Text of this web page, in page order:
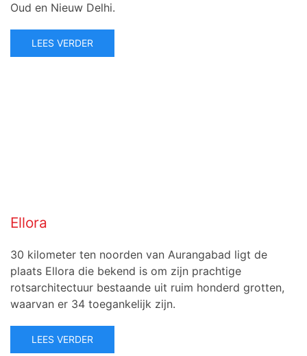
Oud en Nieuw Delhi.
LEES VERDER
Ellora
30 kilometer ten noorden van Aurangabad ligt de
plaats Ellora die bekend is om zijn prachtige
rotsarchitectuur bestaande uit ruim honderd grotten,
waarvan er 34 toegankelijk zijn.
LEES VERDER